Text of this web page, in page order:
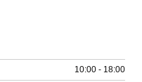
10:00 - 18:00